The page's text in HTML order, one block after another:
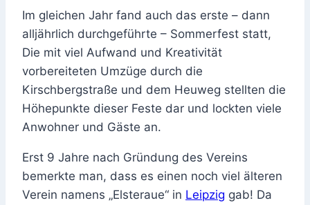
Im gleichen Jahr fand auch das erste – dann
alljährlich durchgeführte – Sommerfest statt,
Die mit viel Aufwand und Kreativität
vorbereiteten Umzüge durch die
Kirschbergstraße und dem Heuweg stellten die
Höhepunkte dieser Feste dar und lockten viele
Anwohner und Gäste an.
Erst 9 Jahre nach Gründung des Vereins
bemerkte man, dass es einen noch viel älteren
Verein namens „Elsteraue“ in Leipzig gab! Da